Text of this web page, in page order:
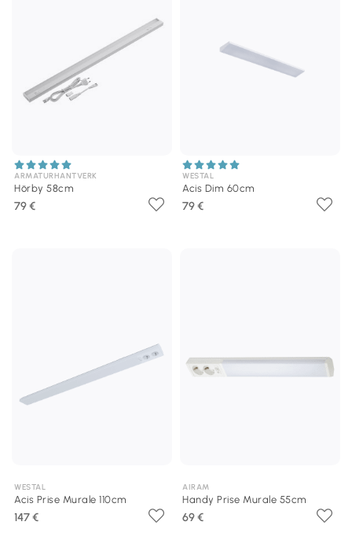
ARMATURHANTVERK
Hörby 58cm
79 €
WESTAL
Acis Dim 60cm
79 €
WESTAL
Acis Prise Murale 110cm
147 €
AIRAM
Handy Prise Murale 55cm
69 €